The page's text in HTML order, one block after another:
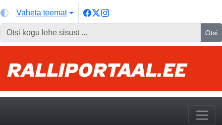
Vaheta teemat
Otsi